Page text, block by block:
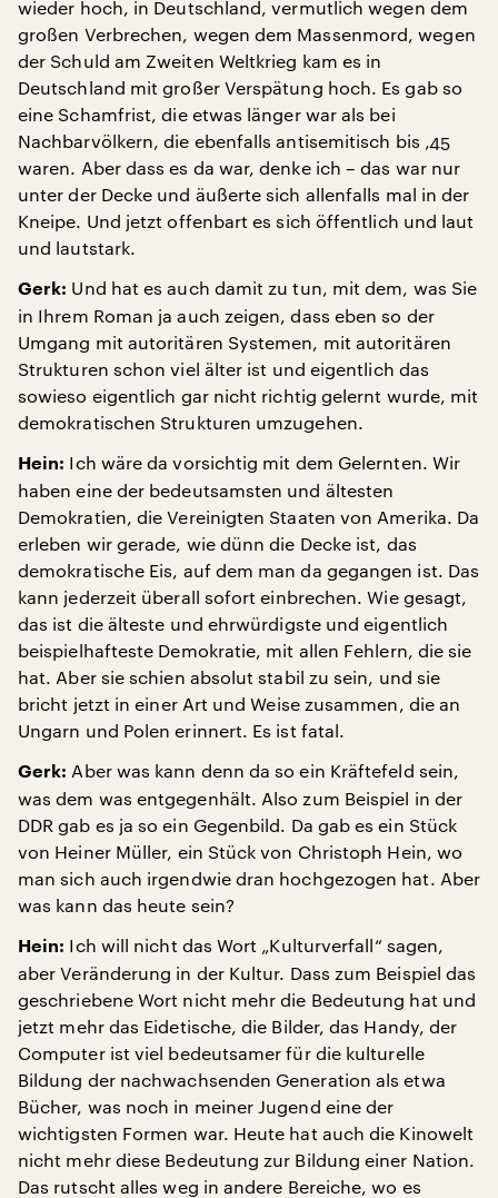
wieder hoch, in Deutschland, vermutlich wegen dem
großen Verbrechen, wegen dem Massenmord, wegen
der Schuld am Zweiten Weltkrieg kam es in
Deutschland mit großer Verspätung hoch. Es gab so
eine Schamfrist, die etwas länger war als bei
Nachbarvölkern, die ebenfalls antisemitisch bis ‚45
waren. Aber dass es da war, denke ich – das war nur
unter der Decke und äußerte sich allenfalls mal in der
Kneipe. Und jetzt offenbart es sich öffentlich und laut
und lautstark.
Gerk: Und hat es auch damit zu tun, mit dem, was Sie
in Ihrem Roman ja auch zeigen, dass eben so der
Umgang mit autoritären Systemen, mit autoritären
Strukturen schon viel älter ist und eigentlich das
sowieso eigentlich gar nicht richtig gelernt wurde, mit
demokratischen Strukturen umzugehen.
Hein: Ich wäre da vorsichtig mit dem Gelernten. Wir
haben eine der bedeutsamsten und ältesten
Demokratien, die Vereinigten Staaten von Amerika. Da
erleben wir gerade, wie dünn die Decke ist, das
demokratische Eis, auf dem man da gegangen ist. Das
kann jederzeit überall sofort einbrechen. Wie gesagt,
das ist die älteste und ehrwürdigste und eigentlich
beispielhafteste Demokratie, mit allen Fehlern, die sie
hat. Aber sie schien absolut stabil zu sein, und sie
bricht jetzt in einer Art und Weise zusammen, die an
Ungarn und Polen erinnert. Es ist fatal.
Gerk: Aber was kann denn da so ein Kräftefeld sein,
was dem was entgegenhält. Also zum Beispiel in der
DDR gab es ja so ein Gegenbild. Da gab es ein Stück
von Heiner Müller, ein Stück von Christoph Hein, wo
man sich auch irgendwie dran hochgezogen hat. Aber
was kann das heute sein?
Hein: Ich will nicht das Wort „Kulturverfall“ sagen,
aber Veränderung in der Kultur. Dass zum Beispiel das
geschriebene Wort nicht mehr die Bedeutung hat und
jetzt mehr das Eidetische, die Bilder, das Handy, der
Computer ist viel bedeutsamer für die kulturelle
Bildung der nachwachsenden Generation als etwa
Bücher, was noch in meiner Jugend eine der
wichtigsten Formen war. Heute hat auch die Kinowelt
nicht mehr diese Bedeutung zur Bildung einer Nation.
Das rutscht alles weg in andere Bereiche, wo es